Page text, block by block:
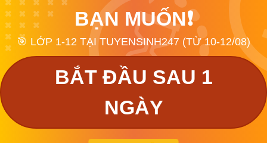
BẠN MUỐN❗
🎯 LỚP 1-12 TẠI TUYENSINH247 (TỪ 10-12/08)
BẮT ĐẦU SAU 1
NGÀY